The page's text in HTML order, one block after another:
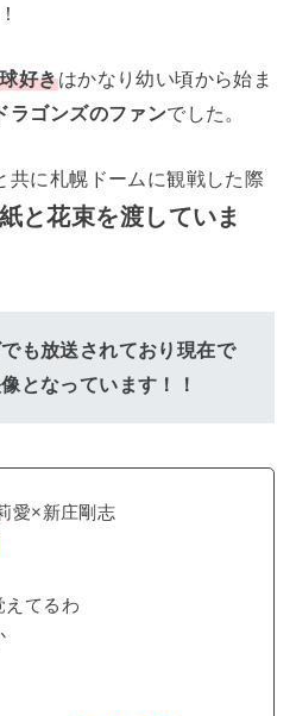
好きはかなり幼い頃から始ま
ラゴンズのファンでした。
共に札幌ドームに観戦した際
と花束を渡していま
も放送されており現在で
となっています！！
愛×新庄剛志
えてるわ